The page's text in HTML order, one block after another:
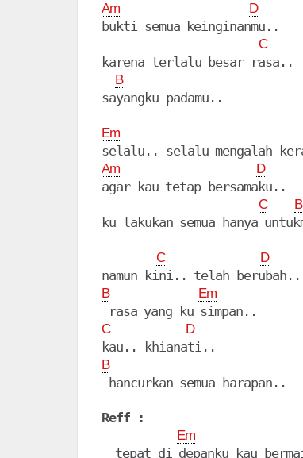
Am D
bukti semua keinginanmu..
C
karena terlalu besar rasa..
B
Em
Am D
agar kau tetap bersamaku..
C B
ku lakukan semua hanya
C D
B Em
C D
B
hancurkan semua harapan..
Reff :
Em
tepat di depanku kau